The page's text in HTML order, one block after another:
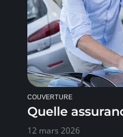
COUVERTURE
Quelle
12 mars 2026